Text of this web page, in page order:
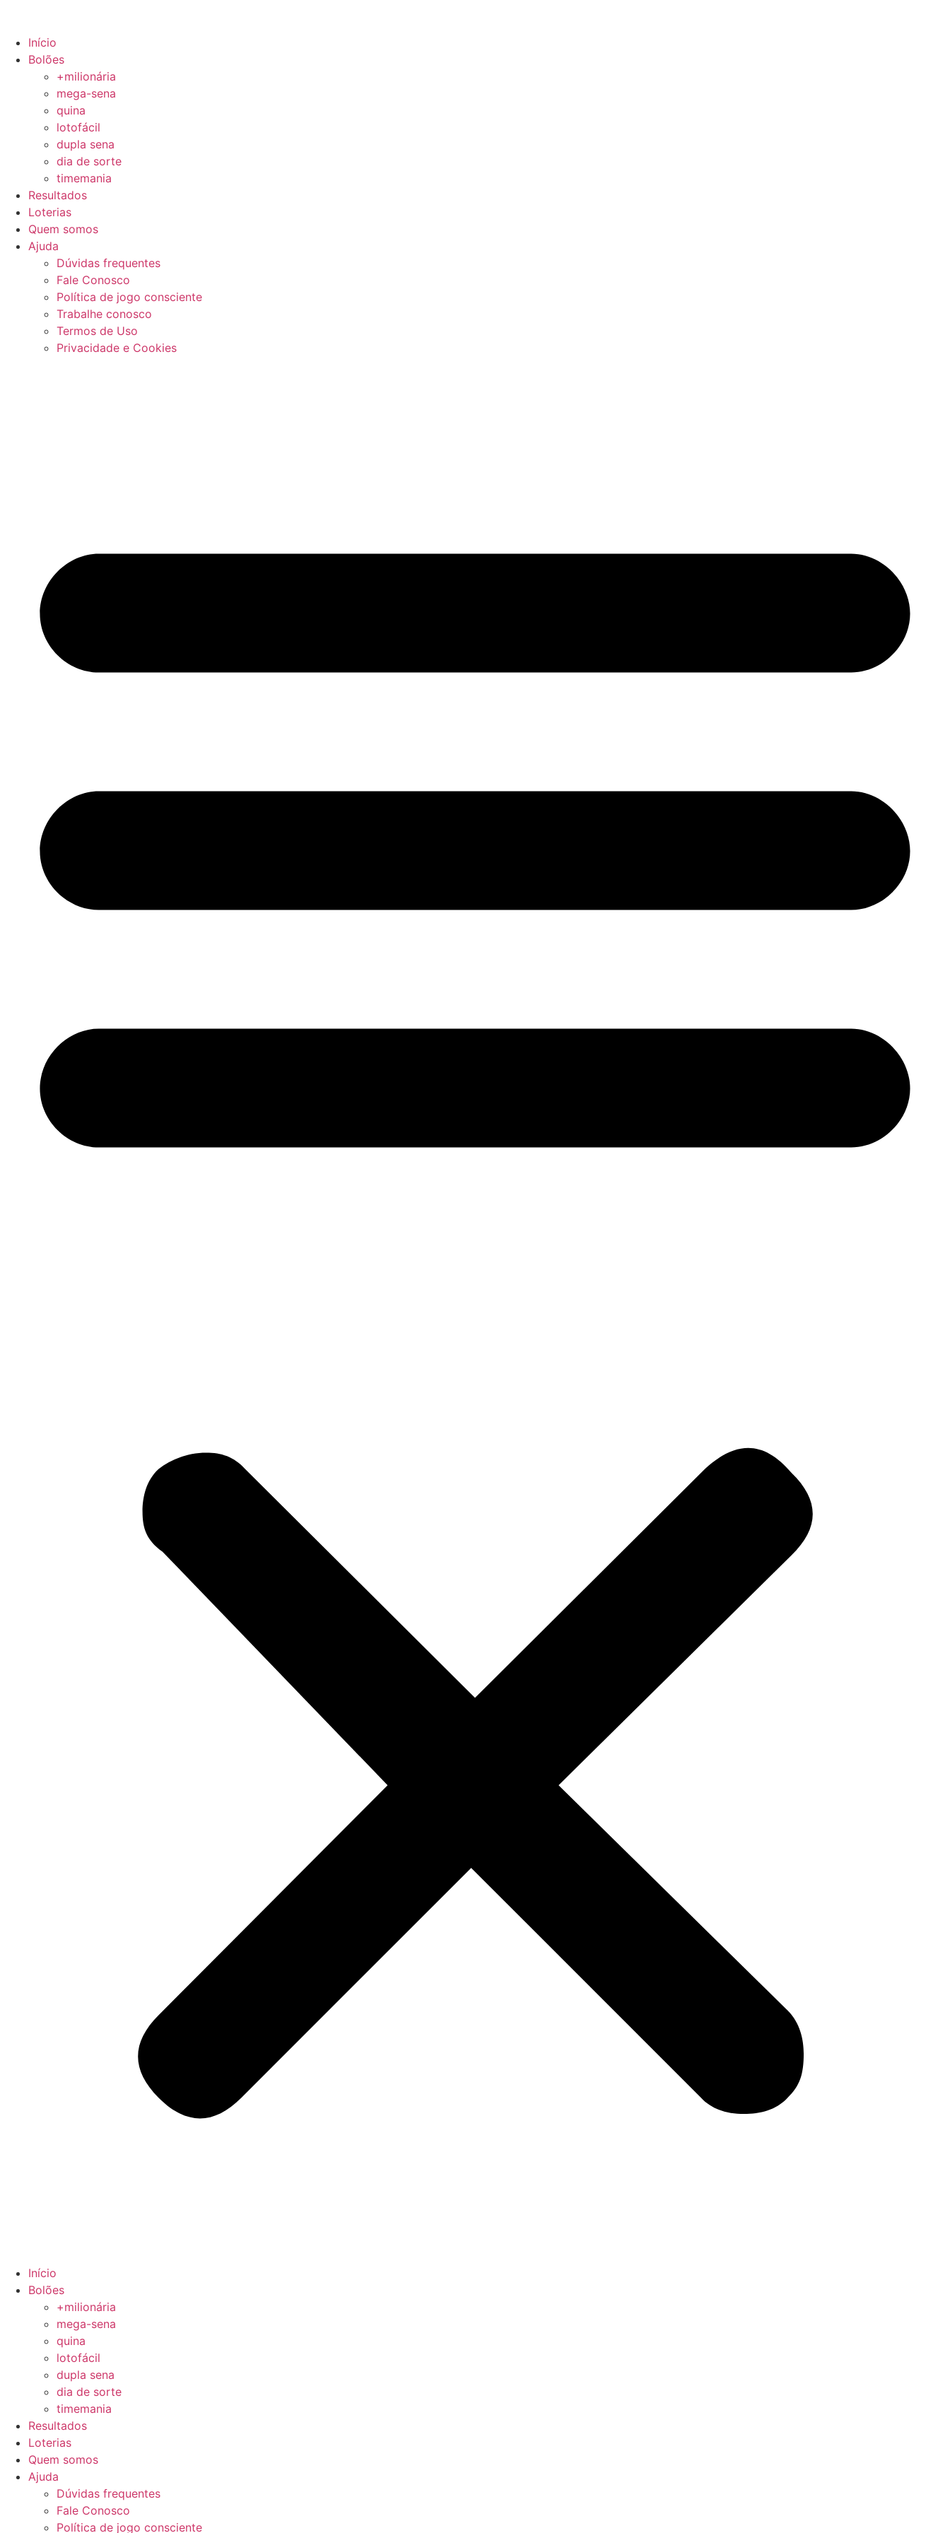
Início
Bolões
+milionária
mega-sena
quina
lotofácil
dupla sena
dia de sorte
timemania
Resultados
Loterias
Quem somos
Ajuda
Dúvidas frequentes
Fale Conosco
Política de jogo consciente
Trabalhe conosco
Termos de Uso
Privacidade e Cookies
Início
Bolões
+milionária
mega-sena
quina
lotofácil
dupla sena
dia de sorte
timemania
Resultados
Loterias
Quem somos
Ajuda
Dúvidas frequentes
Fale Conosco
Política de jogo consciente